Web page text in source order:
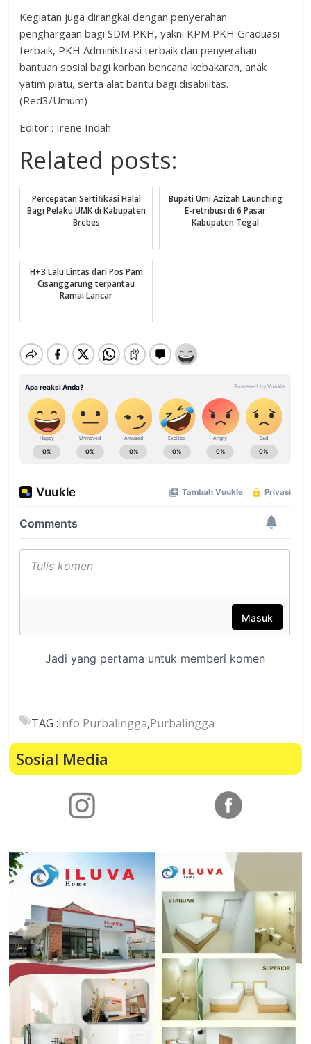
Kegiatan juga dirangkai dengan penyerahan
penghargaan bagi SDM PKH, yakni KPM PKH Graduasi
terbaik, PKH Administrasi terbaik dan penyerahan
bantuan sosial bagi korban bencana kebakaran, anak
yatim piatu, serta alat bantu bagi disabilitas.
(Red3/Umum)
Editor : Irene Indah
Related posts:
Percepatan Sertifikasi Halal
Bagi Pelaku UMK di Kabupaten
Brebes
Bupati Umi Azizah Launching
E-retribusi di 6 Pasar
Kabupaten Tegal
H+3 Lalu Lintas dari Pos Pam
Cisanggarung terpantau
Ramai Lancar
TAG :Info Purbalingga,Purbalingga
Sosial Media